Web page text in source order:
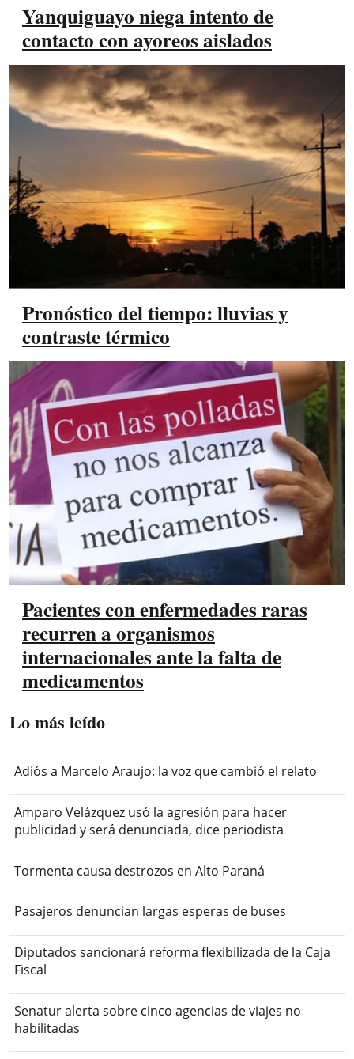
Yanquiguayo niega intento de
contacto con ayoreos aislados
Pronóstico del tiempo: lluvias y
contraste térmico
Pacientes con enfermedades raras
recurren a organismos
internacionales ante la falta de
medicamentos
Lo más leído
Adiós a Marcelo Araujo: la voz que cambió el relato
Amparo Velázquez usó la agresión para hacer
publicidad y será denunciada, dice periodista
Tormenta causa destrozos en Alto Paraná
Pasajeros denuncian largas esperas de buses
Diputados sancionará reforma flexibilizada de la Caja
Fiscal
Senatur alerta sobre cinco agencias de viajes no
habilitadas